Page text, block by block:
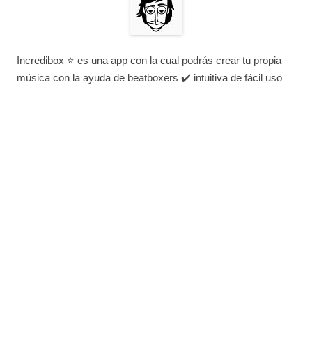
Incredibox ⭐ es una app con la cual podrás crear tu propia
música con la ayuda de beatboxers ✔️ intuitiva de fácil uso